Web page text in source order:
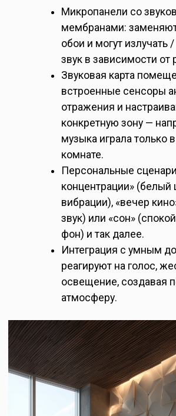
Микропанели со
мембранами:
обои и могут излучать
звук в зависимости от
Звуковая карта
встроенные сенсоры
отражения и
конкретную зону —
музыка играла только
комнате.
Персональные
концентрации» (белый
вибрации), «вечер
звук) или «сон»
фон) и так далее.
Интеграция с умным
реагируют на голос,
освещение, создавая
атмосферу.